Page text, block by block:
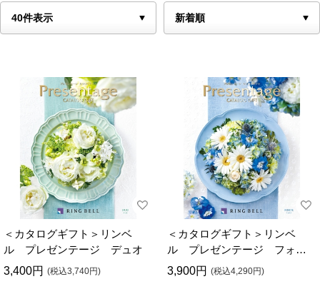
北海道七つ星 選べる国産和牛
穂乃香
JTBありがとうプレミ
アム
美食万彩
和牛苑
北海道ごちそうギフ
ソウ・エクスペリエ
ンス
＜カタログギフト＞リンベ
ル プレゼンテージ デュオ
3,400円 (税込3,740円)
＜カタログギフト＞リンベ
ル プレゼンテージ フォル
テ
3,900円 (税込4,290円)